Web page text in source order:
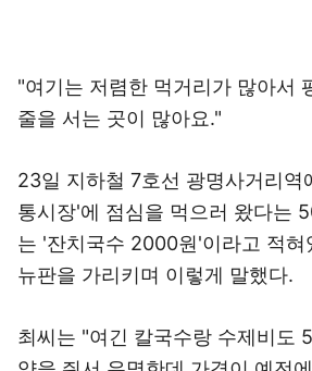
"여기는 저렴한 먹거리가 많아서
줄을 서는 곳이 많아요."
23일 지하철 7호선 광명사거리역
통시장'에 점심을 먹으러 왔다는
는 '잔치국수 2000원'이라고 적혀
뉴판을 가리키며 이렇게 말했다.
최씨는 "여긴 칼국수랑 수제비도